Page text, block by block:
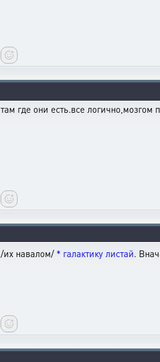
там где они есть.все логично,мозгом
/их навалом/ * галактику листай.